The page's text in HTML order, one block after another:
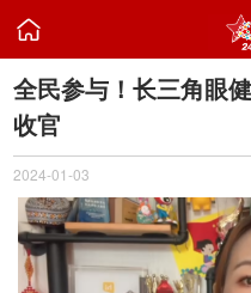

全民参与！长三角眼
收官
2024-01-03